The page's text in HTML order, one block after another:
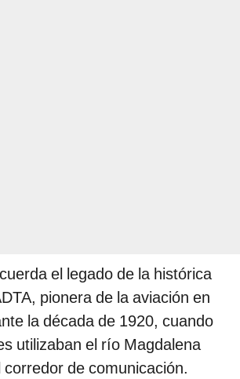
el legado de la histórica
pionera de la aviación en
la década de 1920, cuando
utilizaban el río Magdalena
de comunicación.